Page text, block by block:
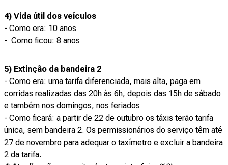
4) Vida útil dos veículos
- Como era: 10 anos
- Como ficou: 8 anos
5) Extinção da bandeira 2
- Como era: uma tarifa diferenciada, mais alta, paga em
corridas realizadas das 20h às 6h, depois das 15h de sábado
e também nos domingos, nos feriados
- Como ficará: a partir de 22 de outubro os táxis terão tarifa
única, sem bandeira 2. Os permissionários do serviço têm até
27 de novembro para adequar o taxímetro e excluir a bandeira
2 da tarifa.